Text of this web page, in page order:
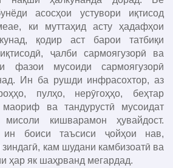
асосҳои устувори иқтисод
ки муттаҳид асту ҳадафҳои
қодир аст барои татбиқи
ҷалби сармоягузорӣ ва
фазои мусоиди сармоягузорӣ
Ин ба рушди инфрасохтор, аз
пулҳо, нерӯгоҳҳо, беҳтар
маориф ва тандурустӣ мусоидат
кишварамон ҳувайдост.
боиси таъсиси ҷойҳои нав,
кам шудани камбизоатӣ ва
ҳар як шаҳрванд мегардад.